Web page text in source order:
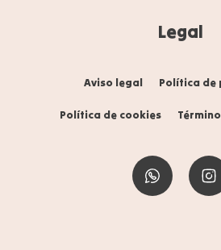
Legal
Aviso legal Política de
Política de cookies